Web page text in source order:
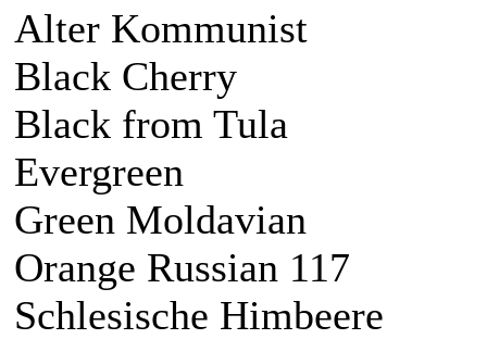
Alter Kommunist
Black Cherry
Black from Tula
Evergreen
Green Moldavian
Orange Russian 117
Schlesische Himbeere